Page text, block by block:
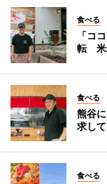
食べる
「コ
転 米
食べる
熊谷
求して
食べる